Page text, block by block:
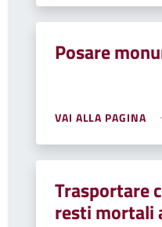
Posare
VAI ALLA PAGINA
Trasportare
resti mortali